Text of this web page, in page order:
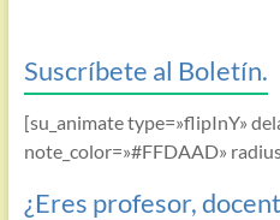
Suscríbete al Boletín.
[su_animate type=»flipInY»
note_color=»#FFDAAD»
¿Eres profesor,